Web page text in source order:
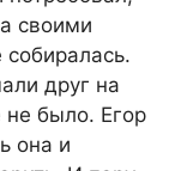
своими
друг на
не было. Егор
она и